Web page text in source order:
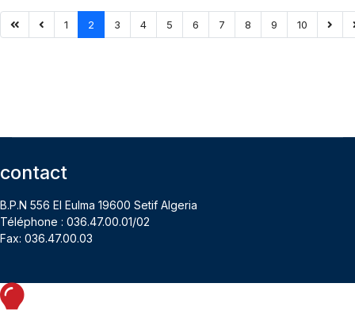
1 2 3 4 5 6 7 8 9 10
contact
Téléphone : 036.47.00.01/02
Fax: 036.47.00.03